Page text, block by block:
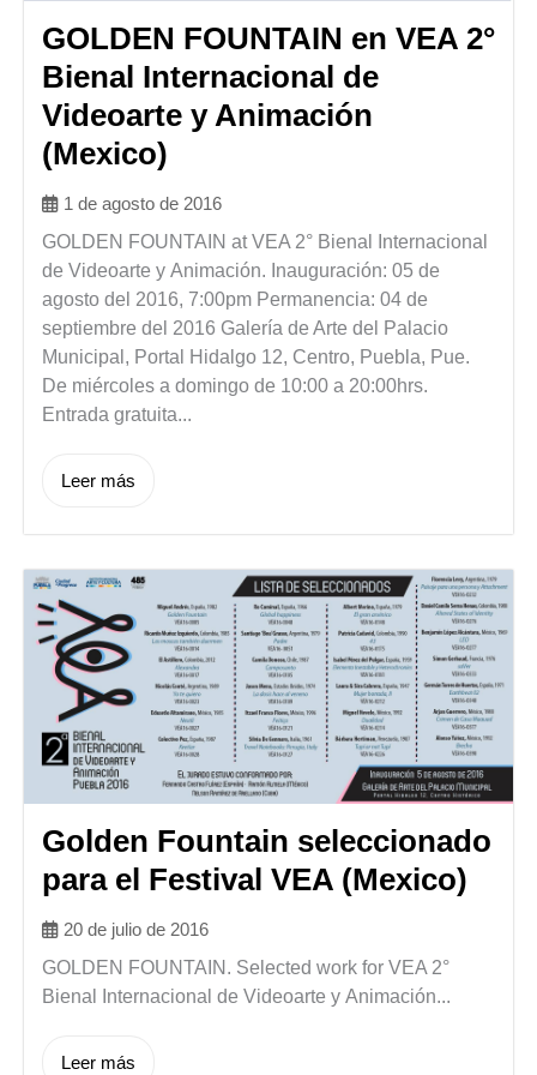
GOLDEN FOUNTAIN en VEA 2°
Bienal Internacional de
Videoarte y Animación
(Mexico)
1 de agosto de 2016
GOLDEN FOUNTAIN at VEA 2° Bienal Internacional
de Videoarte y Animación. Inauguración: 05 de
agosto del 2016, 7:00pm Permanencia: 04 de
septiembre del 2016 Galería de Arte del Palacio
Municipal, Portal Hidalgo 12, Centro, Puebla, Pue.
De miércoles a domingo de 10:00 a 20:00hrs.
Entrada gratuita...
Leer más
Golden Fountain seleccionado
para el Festival VEA (Mexico)
20 de julio de 2016
GOLDEN FOUNTAIN. Selected work for VEA 2°
Bienal Internacional de Videoarte y Animación...
Leer más